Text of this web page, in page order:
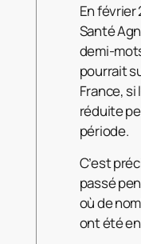
En février
Santé
demi-
pourrait
France,
réduite
période.
C’est
passé
où de
ont été